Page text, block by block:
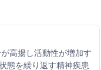
高揚し活動性が増加す
態を繰り返す精神疾患